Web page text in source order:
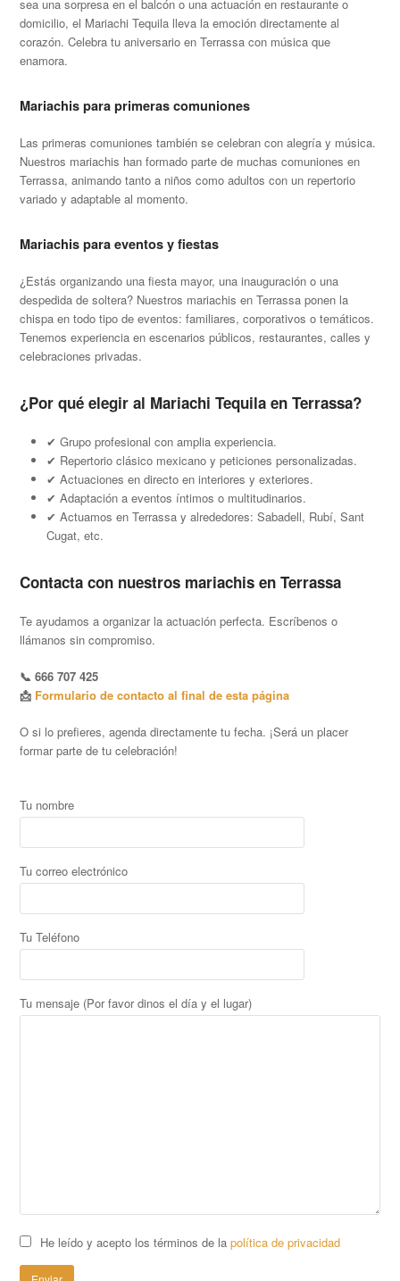
sea una sorpresa en el balcón o una actuación en restaurante o
domicilio, el Mariachi Tequila lleva la emoción directamente al
corazón. Celebra tu aniversario en Terrassa con música que
enamora.
Mariachis para primeras comuniones
Las primeras comuniones también se celebran con alegría y música.
Nuestros mariachis han formado parte de muchas comuniones en
Terrassa, animando tanto a niños como adultos con un repertorio
variado y adaptable al momento.
Mariachis para eventos y fiestas
¿Estás organizando una fiesta mayor, una inauguración o una
despedida de soltera? Nuestros mariachis en Terrassa ponen la
chispa en todo tipo de eventos: familiares, corporativos o temáticos.
Tenemos experiencia en escenarios públicos, restaurantes, calles y
celebraciones privadas.
¿Por qué elegir al Mariachi Tequila en Terrassa?
✔ Grupo profesional con amplia experiencia.
✔ Repertorio clásico mexicano y peticiones personalizadas.
✔ Actuaciones en directo en interiores y exteriores.
✔ Adaptación a eventos íntimos o multitudinarios.
✔ Actuamos en Terrassa y alrededores: Sabadell, Rubí, Sant
Cugat, etc.
Contacta con nuestros mariachis en Terrassa
Te ayudamos a organizar la actuación perfecta. Escríbenos o
llámanos sin compromiso.
📞 666 707 425
📩 Formulario de contacto al final de esta página
O si lo prefieres, agenda directamente tu fecha. ¡Será un placer
formar parte de tu celebración!
Tu nombre
Tu correo electrónico
Tu Teléfono
Tu mensaje (Por favor dinos el día y el lugar)
He leído y acepto los términos de lapolítica de privacidad